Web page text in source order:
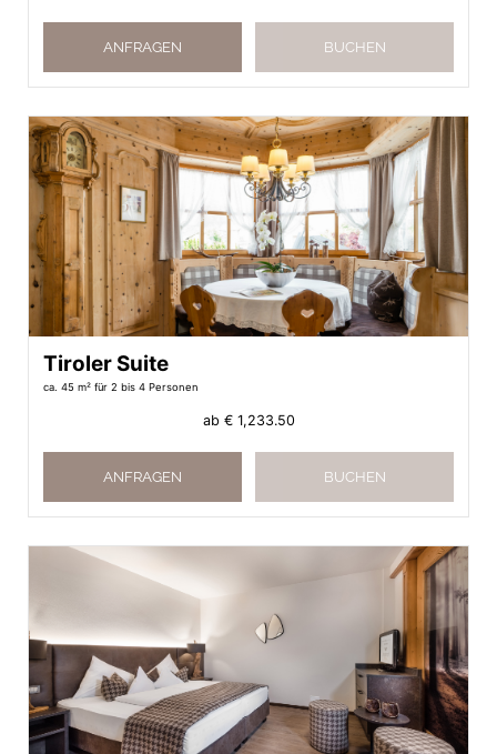
ANFRAGEN BUCHEN
Tiroler Suite
ca. 45 m² für 2 bis 4 Personen
ab € 1,233.50
ANFRAGEN BUCHEN